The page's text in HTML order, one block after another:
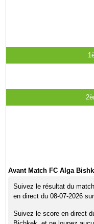
Avant Match FC Alga
Suivez le résultat du
en direct du 08-07-2026
Suivez le score en direct